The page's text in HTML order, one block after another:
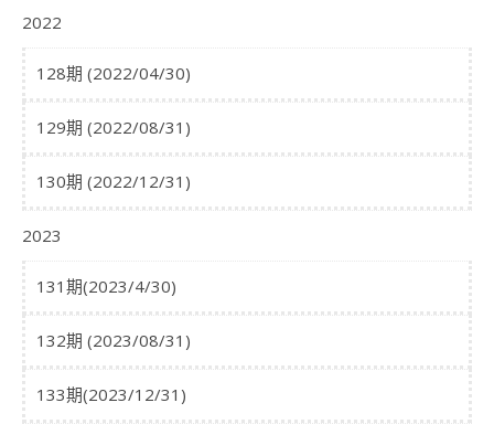
2022
128期 (2022/04/30)
129期 (2022/08/31)
130期 (2022/12/31)
2023
131期(2023/4/30)
132期 (2023/08/31)
133期(2023/12/31)